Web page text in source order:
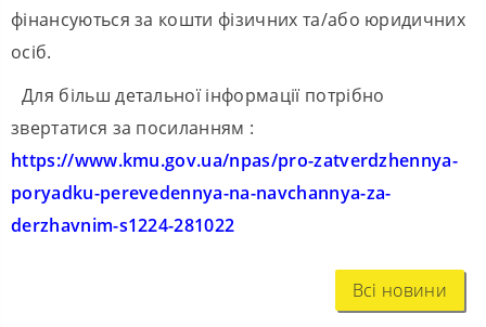
фінансуються за кошти фізичних та/або юридичних
осіб.
Для більш детальної інформації потрібно
звертатися за посиланням :
https://www.kmu.gov.ua/npas/pro-zatverdzhennya-
poryadku-perevedennya-na-navchannya-za-
derzhavnim-s1224-281022
Всі новини